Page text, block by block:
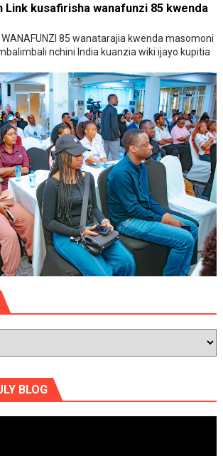
Link kusafirisha wanafunzi 85 kwenda
85 wanatarajia kwenda masomoni
nchini India kuanzia wiki ijayo kupitia
BLOG